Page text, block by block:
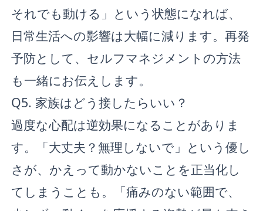
それでも動ける」という状態になれば、
日常生活への影響は大幅に減ります。再発
予防として、セルフマネジメントの方法
も一緒にお伝えします。
Q5. 家族はどう接したらいい？
過度な心配は逆効果になることがありま
す。「大丈夫？無理しないで」という優し
さが、かえって動かないことを正当化し
てしまうことも。「痛みのない範囲で、